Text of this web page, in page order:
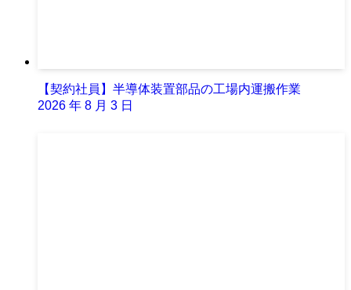
【契約社員】半導体装置部品の工場内運搬作業
2026 年 8 月 3 日